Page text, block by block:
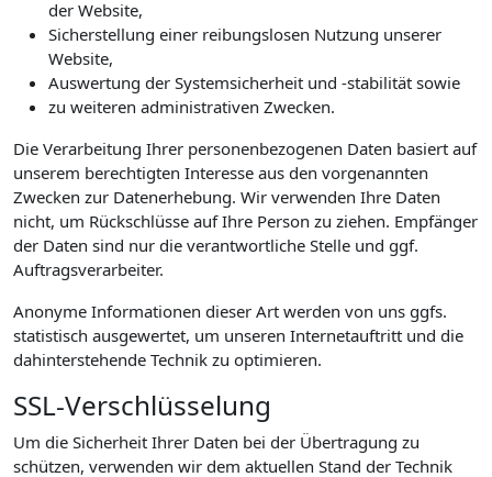
der Website,
Sicherstellung einer reibungslosen Nutzung unserer
Website,
Auswertung der Systemsicherheit und -stabilität sowie
zu weiteren administrativen Zwecken.
Die Verarbeitung Ihrer personenbezogenen Daten basiert auf
unserem berechtigten Interesse aus den vorgenannten
Zwecken zur Datenerhebung. Wir verwenden Ihre Daten
nicht, um Rückschlüsse auf Ihre Person zu ziehen. Empfänger
der Daten sind nur die verantwortliche Stelle und ggf.
Auftragsverarbeiter.
Anonyme Informationen dieser Art werden von uns ggfs.
statistisch ausgewertet, um unseren Internetauftritt und die
dahinterstehende Technik zu optimieren.
SSL-Verschlüsselung
Um die Sicherheit Ihrer Daten bei der Übertragung zu
schützen, verwenden wir dem aktuellen Stand der Technik